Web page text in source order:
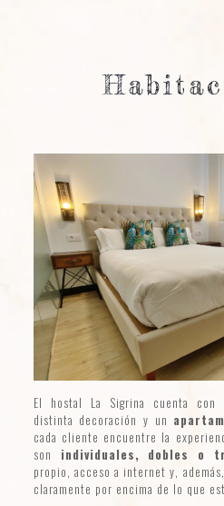
El hostal La Sigrina cuenta con
distinta decoración y un
cada cliente encuentre la
son individuales, dobles o
propio, acceso a internet y,
claramente por encima de lo que